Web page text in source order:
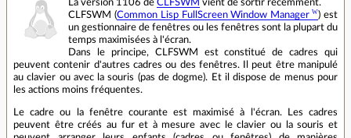
La version 1106 de CLFSWM vient de sortir récemment.
CLFSWM (Common Lisp FullScreen Window Manager
) est
un gestionnaire de fenêtres ou les fenêtres sont la plupart du
temps maximisées à l'écran.
Dans le principe, CLFSWM est constitué de cadres qui
peuvent contenir d'autres cadres ou des fenêtres. Il peut être manipulé
au clavier ou avec la souris (pas de dogme). Et il dispose de menus pour
les actions moins fréquentes.
Le cadre ou la fenêtre courante est maximisé à l'écran. Les cadres
peuvent être créés au fur et à mesure avec le clavier ou la souris et